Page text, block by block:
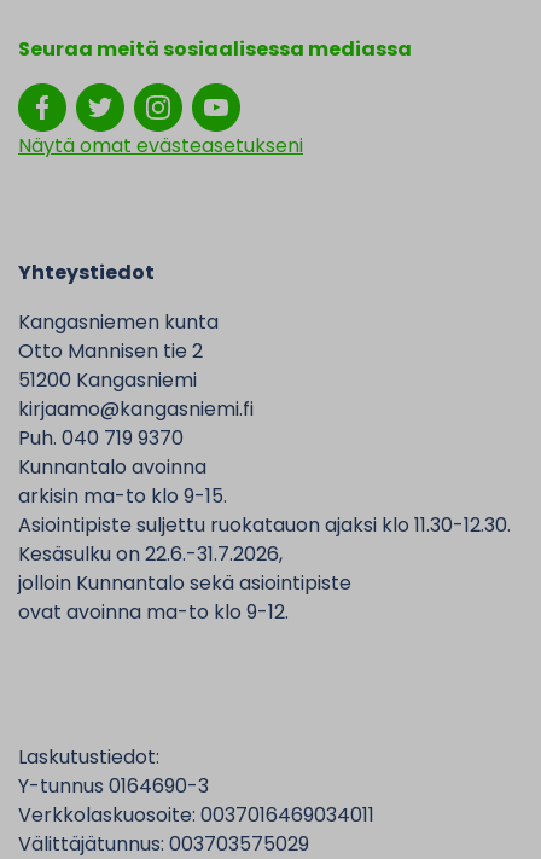
Seuraa meitä sosiaalisessa mediassa
Näytä omat evästeasetukseni
Yhteystiedot
Kangasniemen kunta
Otto Mannisen tie 2
51200 Kangasniemi
kirjaamo@kangasniemi.fi
Puh. 040 719 9370
Kunnantalo avoinna
arkisin ma-to klo 9-15.
Asiointipiste suljettu ruokatauon ajaksi klo 11.30-12.30.
Kesäsulku on 22.6.-31.7.2026,
jolloin Kunnantalo sekä asiointipiste
ovat avoinna ma-to klo 9-12.
Laskutustiedot:
Y-tunnus 0164690-3
Verkkolaskuosoite: 0037016469034011
Välittäjätunnus: 003703575029